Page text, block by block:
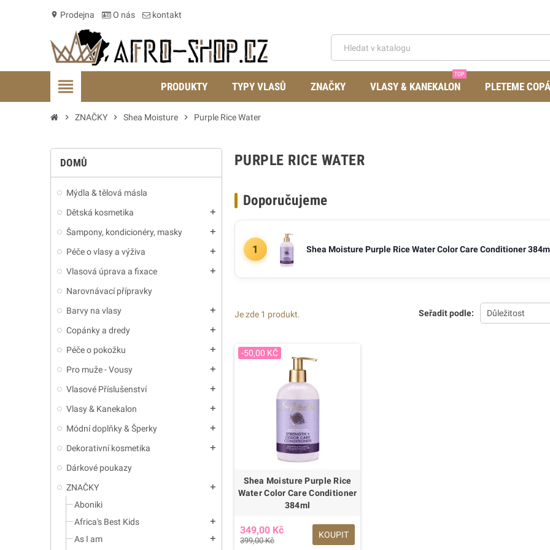
location_on Prodejna O nás kontakt
view_headline PRODUKTY TYPY VLASŮ ZNAČKY VLASY & KANEKALON
TOP
PLETEME
chevron_right ZNAČKY chevron_right Shea Moisture chevron_right Purple Rice Water
DOMŮ
Mýdla & tělová másla
Dětská kosmetika
add
Šampony, kondicionéry, masky add
Péče o vlasy a výživa add
Vlasová úprava a fixace add
Narovnávací přípravky
Barvy na vlasy
add
Copánky a dredy add
Péče o pokožku add
Pro muže - Vousy add
Vlasové Příslušenství add
Vlasy & Kanekalon add
Módní doplňky & Šperky add
Dekorativní kosmetika add
Dárkové poukazy
ZNAČKY
add
Aboniki
Africa's Best Kids
add
As I am add
PURPLE RICE WATER
Doporučujeme
1 Shea Moisture Purple Rice Water Color Care Conditioner
Seřadit podle: Důležitost
Je zde 1 produkt.
-50,00 KČ
Shea Moisture Purple Rice
Water Color Care Conditioner
384ml
349,00 Kč
399,00 Kč
KOUPIT